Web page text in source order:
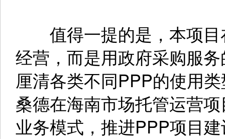
值得一提的是，本项目
经营，而是用政府采购服
厘清各类不同PPP的使用
桑德在海南市场托管运营
业务模式，推进PPP项目